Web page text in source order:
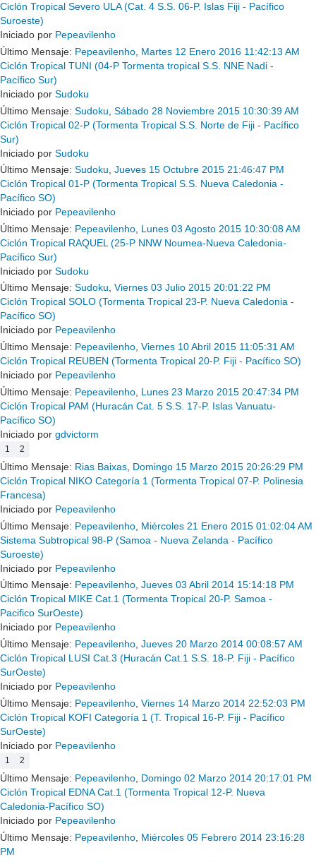
Ciclón Tropical Severo ULA (Cat. 4 S.S. 06-P. Islas Fiji - Pacífico
Suroeste)
Iniciado por Pepeavilenho
Último Mensaje: Pepeavilenho Martes 12 Enero 2016 11:42:13 AM
Ciclón Tropical TUNI (04-P Tormenta tropical S.S. NNE Nadi -
Pacífico Sur)
Iniciado por Sudoku
Último Mensaje: Sudoku Sábado 28 Noviembre 2015 10:30:39 AM
Ciclón Tropical 02-P (Tormenta Tropical S.S. Norte de Fiji - Pacífico
Sur)
Iniciado por Sudoku
Último Mensaje: Sudoku Jueves 15 Octubre 2015 21:46:47 PM
Ciclón Tropical 01-P (Tormenta Tropical S.S. Nueva Caledonia -
Pacífico SO)
Iniciado por Pepeavilenho
Último Mensaje: Pepeavilenho Lunes 03 Agosto 2015 10:30:08 AM
Ciclón Tropical RAQUEL (25-P NNW Noumea-Nueva Caledonia-
Pacífico Sur)
Iniciado por Sudoku
Último Mensaje: Sudoku, Viernes 03 Julio 2015 20:01:22 PM
Ciclón Tropical SOLO (Tormenta Tropical 23-P. Nueva Caledonia -
Pacífico SO)
Iniciado por Pepeavilenho
Último Mensaje: Pepeavilenho Viernes 10 Abril 2015 11:05:31 AM
Ciclón Tropical REUBEN (Tormenta Tropical 20-P. Fiji - Pacífico SO)
Iniciado por Pepeavilenho
Último Mensaje: Pepeavilenho Lunes 23 Marzo 2015 20:47:34 PM
Ciclón Tropical PAM (Huracán Cat. 5 S.S. 17-P. Islas Vanuatu-
Pacífico SO)
Iniciado por gdvictorm
1 2
Último Mensaje: Rias Baixas Domingo 15 Marzo 2015 20:26:29 PM
Ciclón Tropical NIKO Categoría 1 (Tormenta Tropical 07-P. Polinesia
Francesa)
Iniciado por Pepeavilenho
Último Mensaje: Pepeavilenho Miércoles 21 Enero 2015 01:02:04 AM
Sistema Subtropical 98-P (Samoa - Nueva Zelanda - Pacífico
Suroeste)
Iniciado por Pepeavilenho
Último Mensaje: Pepeavilenho, Jueves 03 Abril 2014 15:14:18 PM
Ciclón Tropical MIKE Cat.1 (Tormenta Tropical 20-P. Samoa -
Pacifico SurOeste)
Iniciado por Pepeavilenho
Último Mensaje: Pepeavilenho Jueves 20 Marzo 2014 00:08:57 AM
Ciclón Tropical LUSI Cat.3 (Huracán Cat.1 S.S. 18-P. Fiji - Pacífico
SurOeste)
Iniciado por Pepeavilenho
Último Mensaje: Pepeavilenho Viernes 14 Marzo 2014 22:52:03 PM
Ciclón Tropical KOFI Categoría 1 (T. Tropical 16-P. Fiji - Pacífico
SurOeste)
Iniciado por Pepeavilenho
1 2
Último Mensaje: Pepeavilenho Domingo 02 Marzo 2014 20:17:01 PM
Ciclón Tropical EDNA Cat.1 (Tormenta Tropical 12-P. Nueva
Caledonia-Pacífico SO)
Iniciado por Pepeavilenho
Último Mensaje: Pepeavilenho Miércoles 05 Febrero 2014 23:16:28
PM